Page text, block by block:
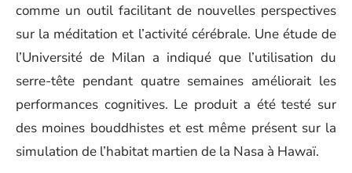
comme un outil facilitant de nouvelles perspectives
sur la méditation et l’activité cérébrale. Une étude de
l’Université de Milan a indiqué que l’utilisation du
serre-tête pendant quatre semaines améliorait les
performances cognitives. Le produit a été testé sur
des moines bouddhistes et est même présent sur la
simulation de l’habitat martien de la Nasa à Hawaï.